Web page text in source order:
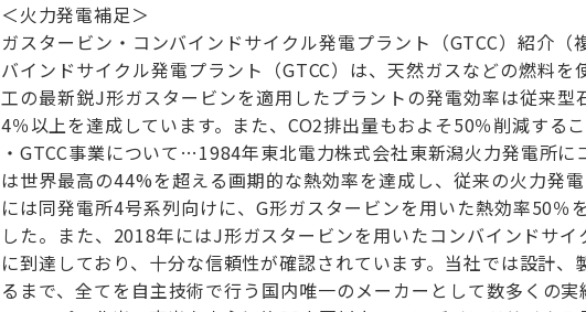
＜火力発電補足＞
ガスタービン・コンバインドサイクル発電プラント（GTCC）紹介
バインドサイクル発電プラント（GTCC）は、天然ガスなどの燃料
工の最新鋭J形ガスタービンを適用したプラントの発電効率は従来
4％以上を達成しています。また、CO2排出量もおよそ50％削減するこ
・GTCC事業について…1984年東北電力株式会社東新潟火力発電所
は世界最高の44%を超える画期的な熱効率を達成し、従来の火力発
には同発電所4号系列向けに、G形ガスタービンを用いた熱効率50
した。また、2018年にはJ形ガスタービンを用いたコンバインドサ
に到達しており、十分な信頼性が確認されています。当社では設計
るまで、全てを自主技術で行う国内唯一のメーカーとして数多くの